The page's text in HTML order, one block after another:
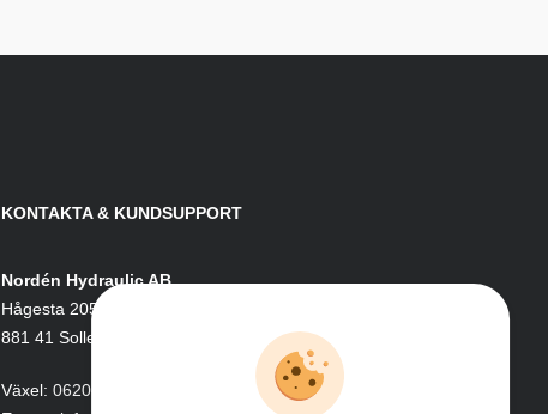
KONTAKTA & KUNDSUPPORT
Nordén Hydraulic AB
Hågesta 205
881 41 Sollefteå
Växel: 0620-161 41